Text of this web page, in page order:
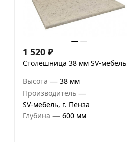
1 520 ₽
Столешница 38 мм SV-мебель
Высота — 38 мм
Производитель —
SV-мебель, г. Пенза
Глубина — 600 мм